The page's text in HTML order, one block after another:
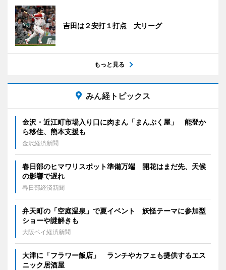
吉田は２安打１打点 大リーグ
もっと見る
みん経トピックス
金沢・近江町市場入り口に肉まん「まんぷく屋」 能登か
ら移住、熊本支援も
金沢経済新聞
春日部のヒマワリスポット準備万端 開花はまだ先、天候
の影響で遅れ
春日部経済新聞
弁天町の「空庭温泉」で夏イベント 妖怪テーマに参加型
ショーや謎解きも
大阪ベイ経済新聞
大津に「フラワー飯店」 ランチやカフェも提供するエス
ニック居酒屋